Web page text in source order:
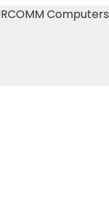
Computers